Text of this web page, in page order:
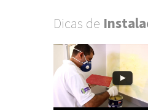
Dicas de